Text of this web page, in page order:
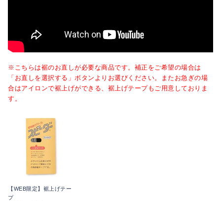
※こちらは裾のお直しが必要な商品です。補正をご希望の場合は
「お直しを選択する」ボタンよりお選びください。またお急ぎの場
合はアイロンで裾上げができる、裾上げテープもご用意しておりま
す。
【WEB限定】裾上げテー
プ